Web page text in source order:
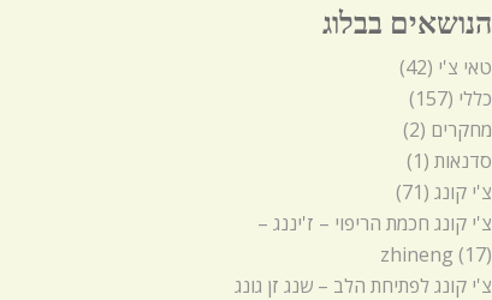
הנושאים בבלוג
טאי צ'י (42)
כללי (157)
מחקרים (2)
סדנאות (1)
צ'י קונג (71)
צ'י קונג חכמת הריפוי – ז'יננג –
zhineng (17)
צ'י קונג לפתיחת הלב – שנג זן גונג